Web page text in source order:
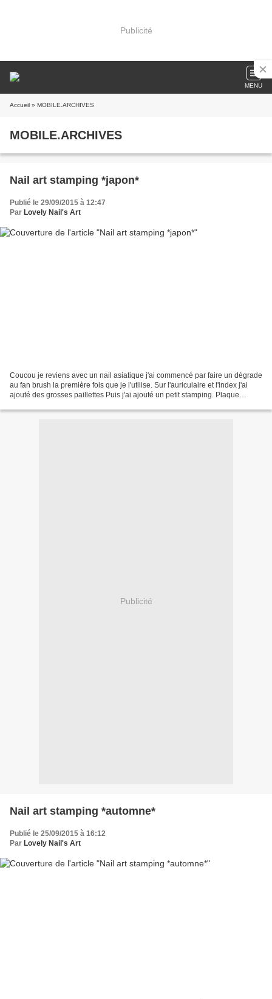
Publicité
MENU
Accueil » MOBILE.ARCHIVES
MOBILE.ARCHIVES
Nail art stamping *japon*
Publié le 29/09/2015 à 12:47
Par Lovely Nail's Art
Coucou je reviens avec un nail asiatique j'ai commencé par faire un dégrade
au fan brush la première fois que je l'utilise. Sur l'auriculaire et l'index j'ai
ajouté des grosses paillettes Puis j'ai ajouté un petit stamping. Plaque
Publicité
Nail art stamping *automne*
Publié le 25/09/2015 à 16:12
Par Lovely Nail's Art